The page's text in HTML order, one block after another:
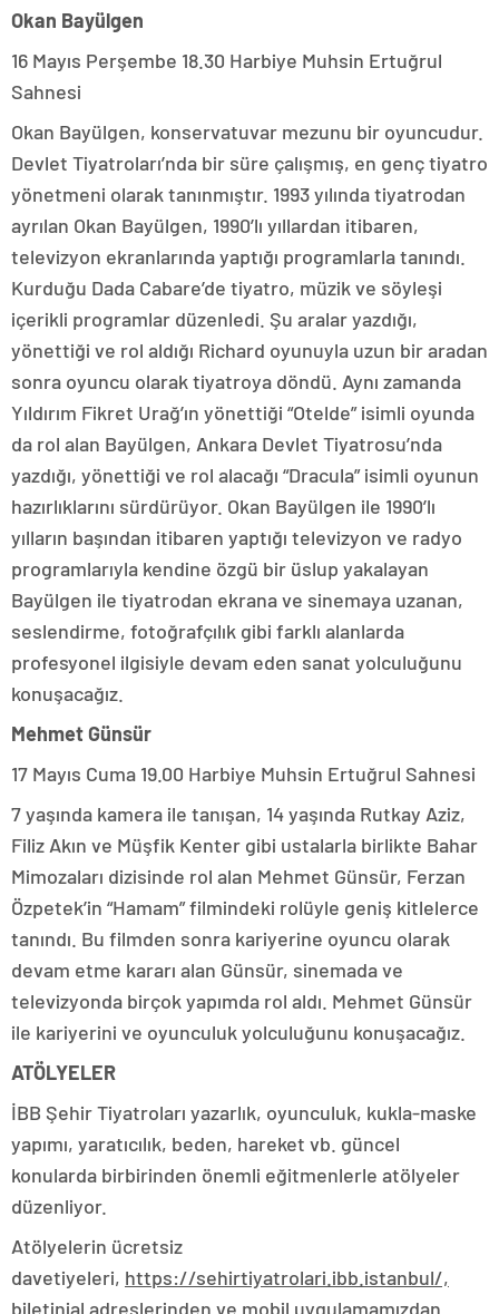
Okan Bayülgen
16 Mayıs Perşembe 18.30 Harbiye Muhsin Ertuğrul
Sahnesi
Okan Bayülgen, konservatuvar mezunu bir oyuncudur.
Devlet Tiyatroları’nda bir süre çalışmış, en genç tiyatro
yönetmeni olarak tanınmıştır. 1993 yılında tiyatrodan
ayrılan Okan Bayülgen, 1990’lı yıllardan itibaren,
televizyon ekranlarında yaptığı programlarla tanındı.
Kurduğu Dada Cabare’de tiyatro, müzik ve söyleşi
içerikli programlar düzenledi. Şu aralar yazdığı,
yönettiği ve rol aldığı Richard oyunuyla uzun bir aradan
sonra oyuncu olarak tiyatroya döndü. Aynı zamanda
Yıldırım Fikret Urağ’ın yönettiği “Otelde” isimli oyunda
da rol alan Bayülgen, Ankara Devlet Tiyatrosu’nda
yazdığı, yönettiği ve rol alacağı “Dracula” isimli oyunun
hazırlıklarını sürdürüyor. Okan Bayülgen ile 1990’lı
yılların başından itibaren yaptığı televizyon ve radyo
programlarıyla kendine özgü bir üslup yakalayan
Bayülgen ile tiyatrodan ekrana ve sinemaya uzanan,
seslendirme, fotoğrafçılık gibi farklı alanlarda
profesyonel ilgisiyle devam eden sanat yolculuğunu
konuşacağız.
Mehmet Günsür
17 Mayıs Cuma 19.00 Harbiye Muhsin Ertuğrul Sahnesi
7 yaşında kamera ile tanışan, 14 yaşında Rutkay Aziz,
Filiz Akın ve Müşfik Kenter gibi ustalarla birlikte Bahar
Mimozaları dizisinde rol alan Mehmet Günsür, Ferzan
Özpetek’in “Hamam” filmindeki rolüyle geniş kitlelerce
tanındı. Bu filmden sonra kariyerine oyuncu olarak
devam etme kararı alan Günsür, sinemada ve
televizyonda birçok yapımda rol aldı. Mehmet Günsür
ile kariyerini ve oyunculuk yolculuğunu konuşacağız.
ATÖLYELER
İBB Şehir Tiyatroları yazarlık, oyunculuk, kukla-maske
yapımı, yaratıcılık, beden, hareket vb. güncel
konularda birbirinden önemli eğitmenlerle atölyeler
düzenliyor.
Atölyelerin ücretsiz
davetiyeleri, https://sehirtiyatrolari.ibb.istanbul/,
biletinial adreslerinden ve mobil uygulamamızdan